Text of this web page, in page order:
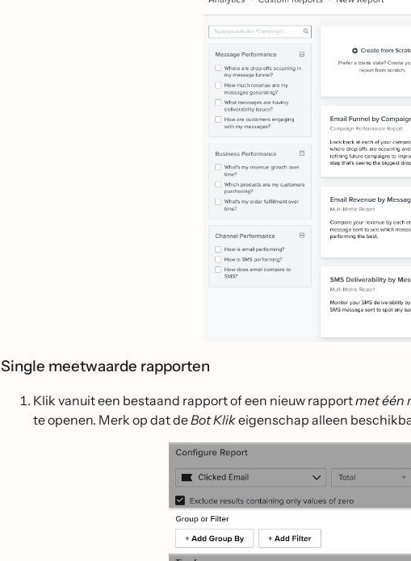
Single meetwaarde rapporten
Klik vanuit een bestaand rapport of een nieuw rapportmet één
te openen. Merk op dat deBot Klikeigenschap alleen